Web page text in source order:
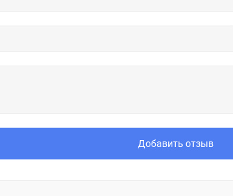
Добавить отзыв